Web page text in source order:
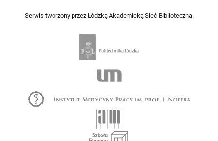
Serwis tworzony przez Łódzką Akademicką Sieć Biblioteczną.